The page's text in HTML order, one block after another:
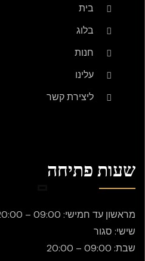
בית
בלוג
חנות
עלינו
ליצירת קשר
שעות פתיחה
מראשון עד חמישי: 09:00 – 20:00
שישי: סגור
שבת: 09:00 – 20:00